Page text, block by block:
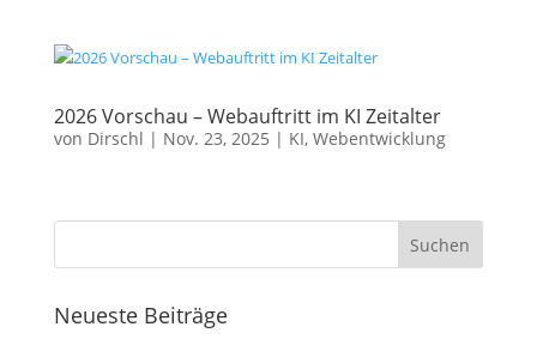
2026 Vorschau – Webauftritt im KI Zeitalter
von Dirschl | Nov. 23, 2025 | KI, Webentwicklung
Neueste Beiträge